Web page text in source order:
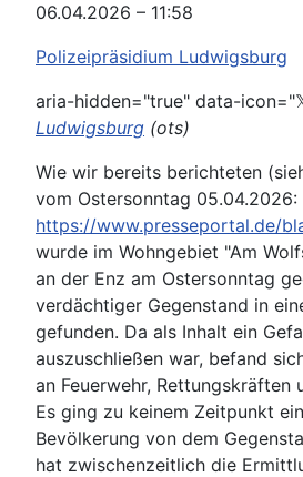
06.04.2026 – 11:58
Polizeipräsidium Ludwigsburg
aria-hidden="true" data-
Ludwigsburg (ots)
Wie wir bereits berichteten
vom Ostersonntag 05.04.2026:
https://www.presseportal.de/
wurde im Wohngebiet "Am
an der Enz am Ostersonntag
verdächtiger Gegenstand in
gefunden. Da als Inhalt ein
auszuschließen war, befand
an Feuerwehr, Rettungskräften
Es ging zu keinem Zeitpunkt
Bevölkerung von dem
hat zwischenzeitlich die